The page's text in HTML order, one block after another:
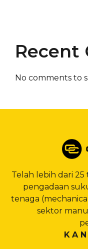
Recent
No comments to
Telah lebih dari
pengadaan
tenaga
sektor